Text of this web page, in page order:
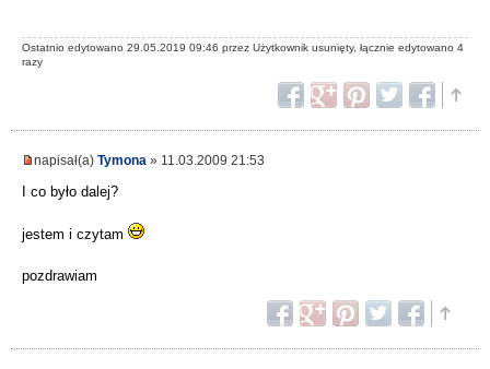
Ostatnio edytowano 29.05.2019 09:46 przez Użytkownik usunięty, łącznie edytowano 4
razy
napisał(a) Tymona » 11.03.2009 21:53
I co było dalej?
jestem i czytam
pozdrawiam